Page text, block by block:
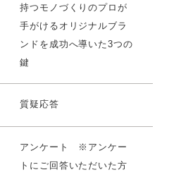
持つモノづくりのプロが
手がけるオリジナルブラ
ンドを成功へ導いた3つの
鍵
質疑応答
アンケート ※アンケー
トにご回答いただいた方